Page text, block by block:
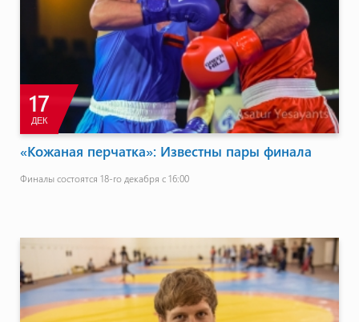
17
ДЕК
«Кожаная перчатка»: Известны пары финала
Финалы состоятся 18-го декабря с 16:00